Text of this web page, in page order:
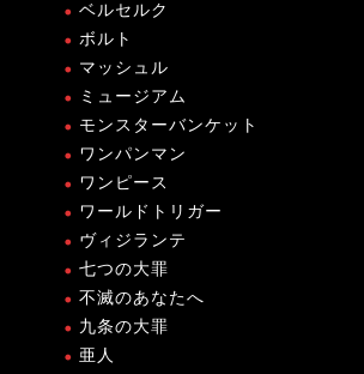
ベルセルク
ボルト
マッシュル
ミュージアム
モンスターバンケット
ワンパンマン
ワンピース
ワールドトリガー
ヴィジランテ
七つの大罪
不滅のあなたへ
九条の大罪
亜人